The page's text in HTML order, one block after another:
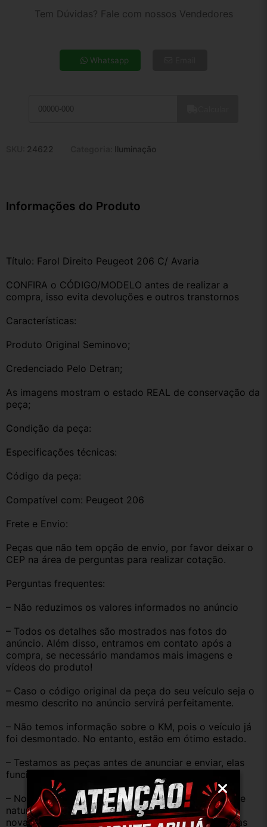
5x de R$ 42,03
6x de R$ 35,44
9x de R$ 24,47
Tem Dúvidas? Fale com nossos Vendedores
Whatsapp
24622 Iluminação
Informações do Produto
Título: Farol Direito Peugeot 206 C/ Avaria
CONFIRA o CÓDIGO/MODELO antes de realizar a
compra, isso evita devoluções e outros transtornos
Características:
Produto Original Seminovo;
Credenciado Pelo Detran;
As imagens mostram o estado REAL de conservação da
peça;
Condição da peça:
Especificações técnicas:
Código da peça:
Compatível com: Peugeot 206
Frete e Envio:
Peças que não tem opção de envio, por favor deixar o
CEP na área de perguntas para realizar cotação.
Perguntas frequentes:
– Não reduzimos os valores informados no anúncio
– Todos os detalhes são mostrados nas fotos do
anúncio. Além disso, entramos em contato após a
compra, se necessário mandamos mais imagens e
vídeos do produto!
– Caso o código original da peça do seu veículo seja o
mesmo descrito no anúncio servirá perfeitamente.
– Não temos informação sobre o KM, pois o veículo já
foi desmontado. No entanto, estão em ótimo estado.
– Testamos as peças antes de anunciar e enviar, elas
funcionam perfeitamente.
– Nossas peças são USADAS e apresentam desgaste
natural pelo tempo. Peças perfeitas são apenas as
novas e sem uso. No entanto, garantimos que nossas